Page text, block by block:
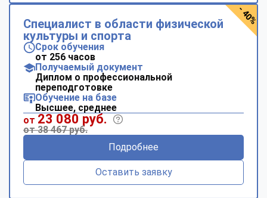
Специалист в области физической
культуры и спорта
Срок обучения
от 256 часов
Получаемый документ
Диплом о профессиональной
переподготовке
Обучение на базе
Высшее, среднее
от 23 080 руб.
от 38 467 руб.
Подробнее
Оставить заявку
- 40%